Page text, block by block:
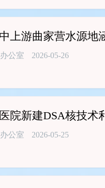
上游曲家营水源地
公室 2026-05-26
院新建DSA核技术
公室 2026-05-25